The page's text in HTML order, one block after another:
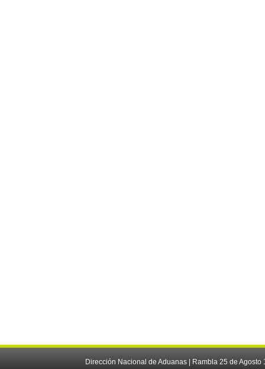
Dirección Nacional de Aduanas | Rambla 25 de